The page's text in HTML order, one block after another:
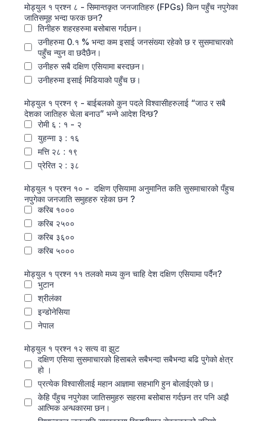
मोड्युल १ प्रश्‍न ८ - सिमान्तकृत जनजातिहरु (FPGs) किन पहुँच नपुगेका
जातिसमूह भन्दा फरक छन?
तिनीहरु शहरहरुमा बसोबास गर्दछन।
उनीहरुमा 0.१ % भन्दा कम इसाई जनसंख्या रहेको छ र सुसमाचारको
पहुँच न्युन वा छदैछैन।
उनीहरु सबै दक्षिण एसियामा बस्दछन।
उनीहरुमा इसाई मिडियाको पहुँच छ।
मोड्युल १ प्रश्‍न ९ - बाईबलको कुन पदले विश्‍वासीहरुलाई “जाउ र सबै
देशका जातिहरु चेला बनाउ” भन्‍ने आदेश दिन्छ?
रोमी ६ : १ - २
युहन्‍ना ३ : १६
मत्ति २८ : १९
प्रेरित २ : ३८
मोड्युल १ प्रश्‍न १० - दक्षिण एसियामा अनुमानित कति सुसमाचारको पँहुच
नपुगेका जनजाति समुहहरु रहेका छन ?
करिब १०००
करिब २५००
करिब ३६००
करिब ५०००
मोड्युल १ प्रश्‍न ११ तलको मध्य कुन चाहि देश दक्षिण एसियामा पर्दैन?
भुटान
श्रीलंका
इन्डोनेसिया
नेपाल
मोड्युल १ प्रश्‍न १२ सत्य वा झुट
दक्षिण एसिया सुसमाचारको हिसाबले सबैभन्दा सबैभन्दा बढि पुगेको क्षेत्र
हो ।
प्रत्येक विश्‍वासीलाई महान आज्ञामा सहभागि हुन बोलाईएको छ।
केहि पँहुच नपुगेका जातिसमुहरु सहरमा बसोबास गर्दछन तर पनि अझै
आत्मिक अन्धकारमा छन।